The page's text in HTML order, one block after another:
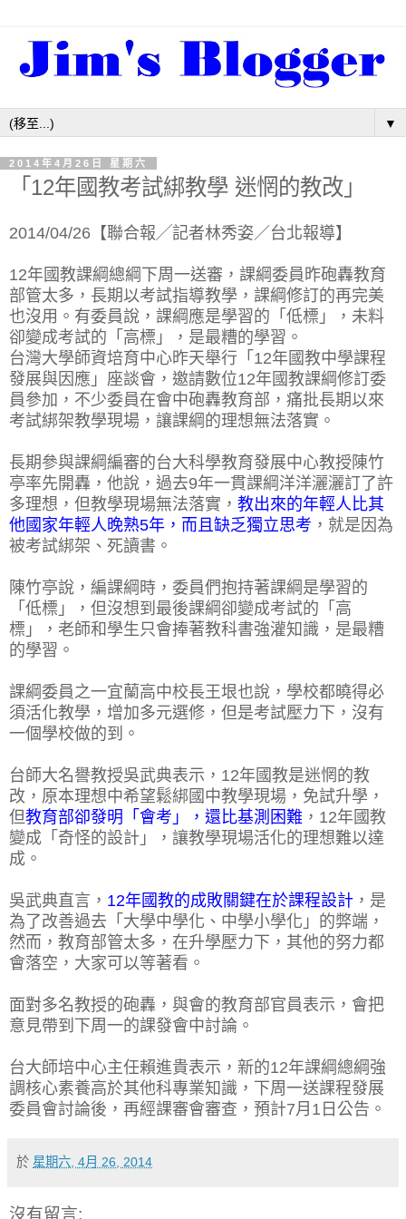
▼
2014年4月26日 星期六
「12年國教考試綁教學 迷惘的教改」
2014/04/26【聯合報╱記者林秀姿／台北報導】
12年國教課綱總綱下周一送審，課綱委員昨砲轟教育
部管太多，長期以考試指導教學，課綱修訂的再完美
也沒用。有委員說，課綱應是學習的「低標」，未料
卻變成考試的「高標」，是最糟的學習。
台灣大學師資培育中心昨天舉行「12年國教中學課程
發展與因應」座談會，邀請數位12年國教課綱修訂委
員參加，不少委員在會中砲轟教育部，痛批長期以來
考試綁架教學現場，讓課綱的理想無法落實。
長期參與課綱編審的台大科學教育發展中心教授陳竹
亭率先開轟，他說，過去9年一貫課綱洋洋灑灑訂了許
多理想，但教學現場無法落實， 教出來的年輕人比其
他國家年輕人晚熟5年，而且缺乏獨立思考 ，就是因為
被考試綁架、死讀書。
陳竹亭說，編課綱時，委員們抱持著課綱是學習的
「低標」，但沒想到最後課綱卻變成考試的「高
標」，老師和學生只會捧著教科書強灌知識，是最糟
的學習。
課綱委員之一宜蘭高中校長王垠也說，學校都曉得必
須活化教學，增加多元選修，但是考試壓力下，沒有
一個學校做的到。
台師大名譽教授吳武典表示，12年國教是迷惘的教
改，原本理想中希望鬆綁國中教學現場，免試升學，
但教育部卻發明「會考」，還比基測困難 ，12年國教
變成「奇怪的設計」，讓教學現場活化的理想難以達
成。
吳武典直言， 12年國教的成敗關鍵在於課程設計 ，是
為了改善過去「大學中學化、中學小學化」的弊端，
然而，教育部管太多，在升學壓力下，其他的努力都
會落空，大家可以等著看。
面對多名教授的砲轟，與會的教育部官員表示，會把
意見帶到下周一的課發會中討論。
台大師培中心主任賴進貴表示，新的12年課綱總綱強
調核心素養高於其他科專業知識，下周一送課程發展
委員會討論後，再經課審會審查，預計7月1日公告。
於 星期六, 4月 26, 2014
沒有留言: